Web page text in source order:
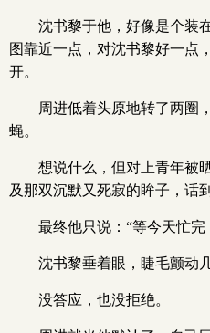
沈书黎于他，好像是个装
图靠近一点，对沈书黎好一点
开。
周进低着头原地转了两圈
蝇。
想说什么，但对上青年被
及那双沉默又死寂的眸子，话
最终他只说：“等今天忙完
沈书黎垂着眼，睫毛颤动几
没答应，也没拒绝。